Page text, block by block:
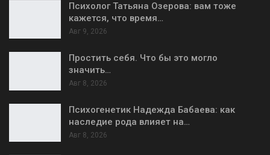
Психолог Татьяна Озерова: вам тоже
кажется, что время…
Авг 9, 2026
Простить себя. Что бы это могло
значить…
Авг 8, 2026
Психогенетик Надежда Бабаева: как
наследие рода влияет на…
Авг 8, 2026